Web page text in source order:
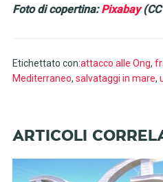
Foto di copertina:Pixabay(CC
Etichettato con:attacco alle Ong,
Mediterraneo, salvataggi in mare,